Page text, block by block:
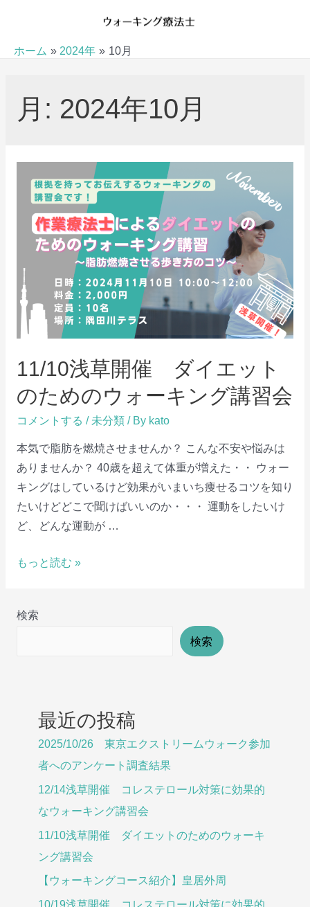
ホーム 2024年 10月
月: 2024年10月
11/10浅草開催 ダイエット
のためのウォーキング講習会
コメントする / 未分類/ By kato
本気で脂肪を燃焼させませんか？ こんな不安や悩みは
ありませんか？ 40歳を超えて体重が増えた・・ ウォー
キングはしているけど効果がいまいち痩せるコツを知り
たいけどどこで聞けばいいのか・・・ 運動をしたいけ
ど、どんな運動が …
11/10
開
もっと読む »
検索
検索
最近の投稿
2025/10/26 東京エクストリームウォーク参加
者へのアンケート調査結果
12/14浅草開催 コレステロール対策に効果的
なウォーキング講習会
11/10浅草開催 ダイエットのためのウォーキ
ング講習会
【ウォーキングコース紹介】皇居外周